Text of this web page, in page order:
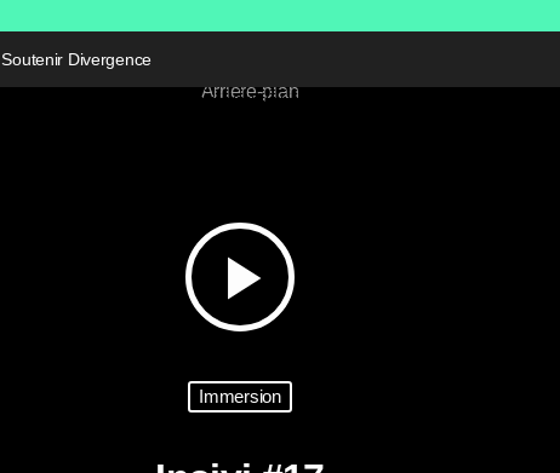
Soutenir Divergence
play_arrow
Immersion